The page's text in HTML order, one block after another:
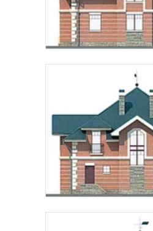
согласие на
подтверждаю, что
обработки персональных
Рассчитать